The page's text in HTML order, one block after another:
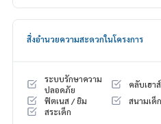
Contact
Khun Chanya: Tel.061-428-9156
Line ID: @mcre
My Celebrity Co., Ltd. Real
rust.
สิ่งอำนวยความสะดวกในโครงการ
ระบบรักษาความ
ปลอดภัย
คลับเฮาส์
ฟิตเนส / ยิม
สนามเด็
สระเด็ก